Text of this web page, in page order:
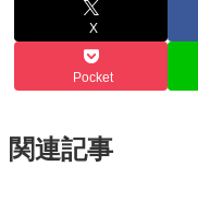
X
Pocket
関連記事